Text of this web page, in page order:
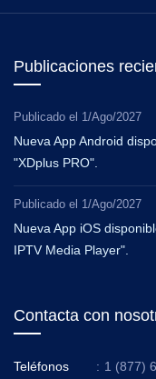
Publicaciones
Publicado el 1/Ago/2027
Nueva App Android
"XDplus PRO".
Publicado el 1/Ago/2027
Nueva App iOS
IPTV Media Player".
Contacta con
Teléfonos : 1 (877)